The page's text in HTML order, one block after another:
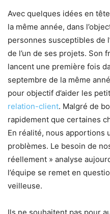
Avec quelques idées en
la même année, dans
personnes susceptibles de
de l’un de ses projets. Son
lancent une première fois
septembre de la même
pour objectif d’aider les
relation-client. Malgré de
rapidement que certaines
En réalité, nous apportions
problèmes. Le besoin de
réellement » analyse
l’équipe se remet en
veilleuse.